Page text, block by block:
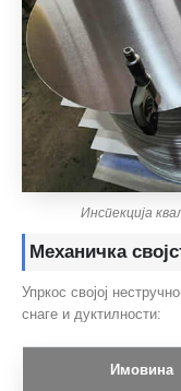
Инспекција
Механичка
Упркос својој
снаге и дуктилности:
Имовина